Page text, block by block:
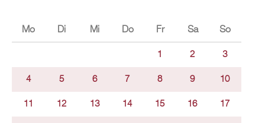
Mo Di Mi Do Fr Sa So
1 2 3
4 5 6 7 8 9 10
11 12 13 14 15 16 17